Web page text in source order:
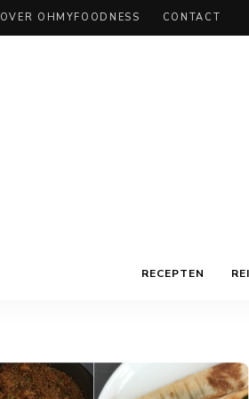
OVER OHMYFOODNESS CONTACT
RECEPTEN